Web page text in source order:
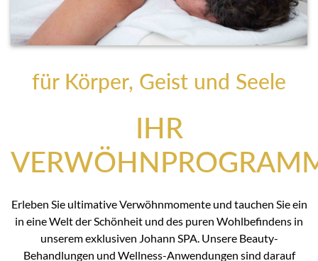
für Körper, Geist und Seele
IHR
Erleben Sie ultimative Verwöhnmomente und tauchen Sie ein
in eine Welt der Schönheit und des puren Wohlbefindens in
unserem exklusiven Johann SPA. Unsere Beauty-
Behandlungen und Wellness-Anwendungen sind darauf